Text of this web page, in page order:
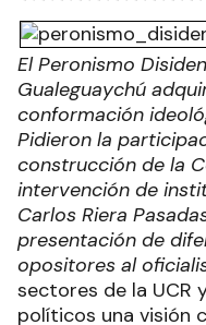
El Peronismo
Gualeguaychú
conformación
Pidieron la
construcción de la
intervención de
Carlos Riera
presentación de
opositores al
sectores de la UCR
políticos una visión